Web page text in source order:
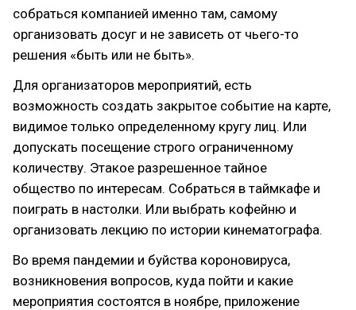
собраться компанией именно там, самому
организовать досуг и не зависеть от чьего-то
решения «быть или не быть».
Для организаторов мероприятий, есть
возможность создать закрытое событие на карте,
видимое только определенному кругу лиц. Или
допускать посещение строго ограниченному
количеству. Этакое разрешенное тайное
общество по интересам. Собраться в таймкафе и
поиграть в настолки. Или выбрать кофейню и
организовать лекцию по истории кинематографа.
Во время пандемии и буйства короновируса,
возникновения вопросов, куда пойти и какие
мероприятия состоятся в ноябре, приложение